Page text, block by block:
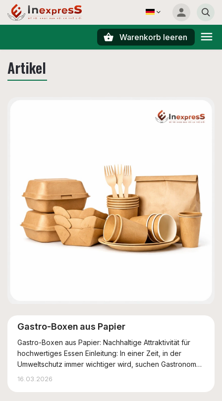
Warenkorb leeren
Artikel
Gastro-Boxen aus Papier
16.03.2026
Gastro-Boxen aus Papier: Nachhaltige Attraktivität für
hochwertiges Essen Einleitung: In einer Zeit, in der
Umweltschutz immer wichtiger wird, suchen Gastronomen
nach Wegen, Qualität mit ökologischer Verantwortung zu